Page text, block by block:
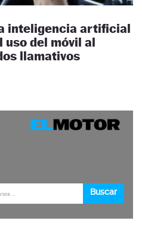
inteligencia artificial
uso del móvil al
llamativos